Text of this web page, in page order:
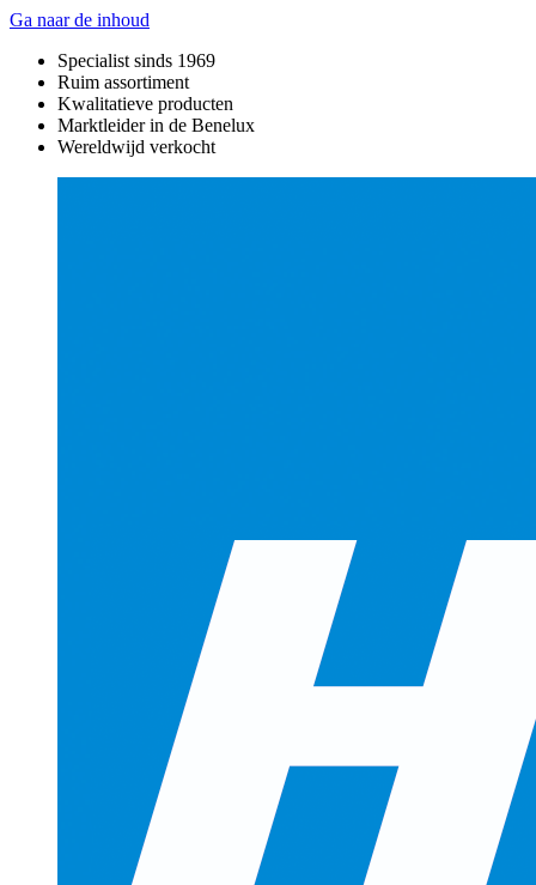
Ga naar de inhoud
Specialist sinds 1969
Ruim assortiment
Kwalitatieve producten
Marktleider in de Benelux
Wereldwijd verkocht